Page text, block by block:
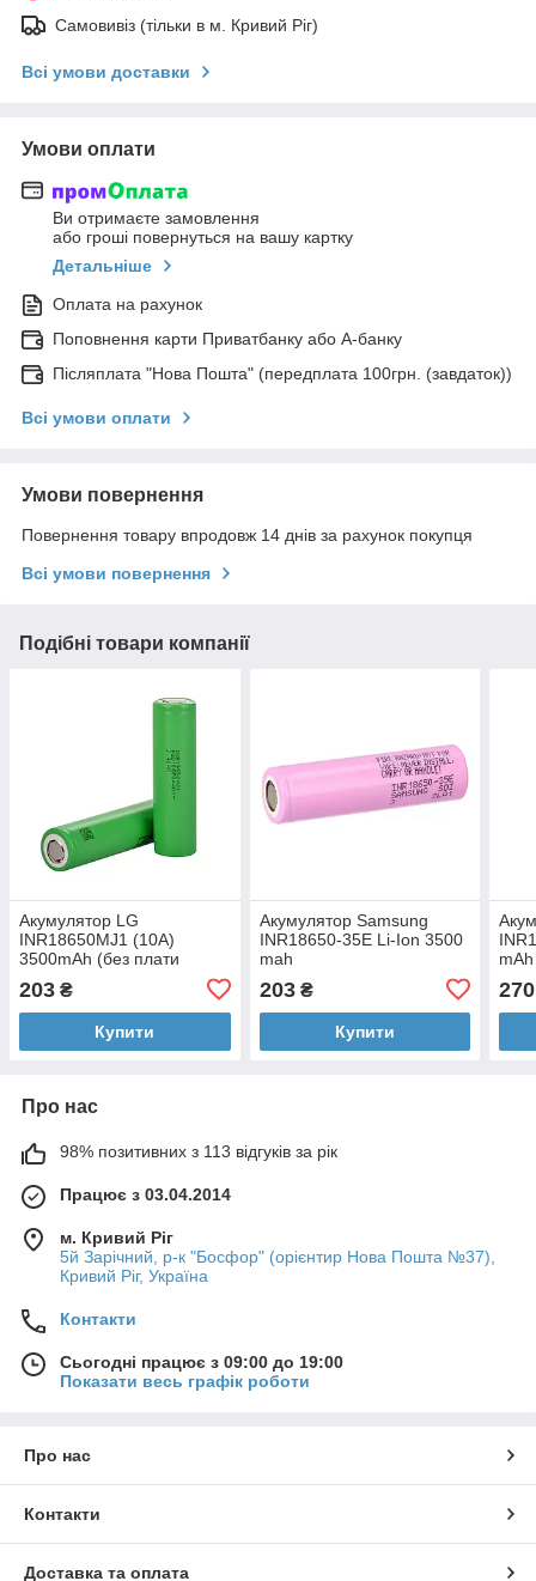
Самовивіз (тільки в м. Кривий Ріг)
Всі умови доставки
Умови оплати
Ви отримаєте замовлення
або гроші повернуться на вашу картку
Детальніше
Оплата на рахунок
Поповнення карти Приватбанку або А-банку
Післяплата "Нова Пошта" (передплата 100грн. (завдаток))
Всі умови оплати
Умови повернення
Повернення товару впродовж 14 днів за рахунок покупця
Всі умови повернення
Подібні товари компанії
Акумулятор LG
INR18650MJ1 (10A)
3500mAh (без плати
203 ₴
Купити
Акумулятор Samsung
INR18650-35E Li-Ion 3500
mah
203₴
Купити
270
Про нас
98% позитивних з 113 відгуків за рік
Працює з 03.04.2014
м. Кривий Ріг
5й Зарічний, р-к "Босфор" (орієнтир Нова Пошта №37),
Кривий Ріг, Україна
Контакти
Сьогодні працює з 09:00 до 19:00
Показати весь графік роботи
Про нас
Контакти
Доставка та оплата